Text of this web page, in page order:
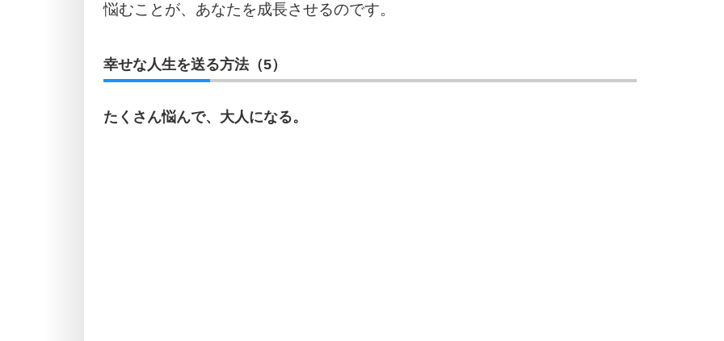
悩むことが、あなたを成長させるのです。
幸せな人生を送る方法（5）
たくさん悩んで、大人になる。